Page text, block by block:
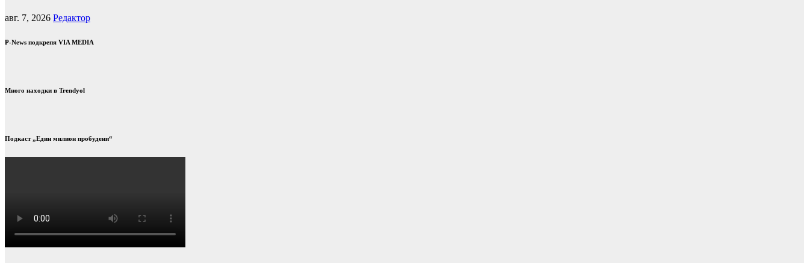
авг. 7, 2026 Редактор
P-News подкрепя VIA MEDIA
Много находки в Trendyol
Подкаст „Един милион пробудени“